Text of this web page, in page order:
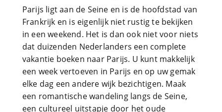
Parijs ligt aan de Seine en is de hoofdstad van
Frankrijk en is eigenlijk niet rustig te bekijken
in een weekend. Het is dan ook niet voor niets
dat duizenden Nederlanders een complete
vakantie boeken naar Parijs. U kunt makkelijk
een week vertoeven in Parijs en op uw gemak
elke dag een andere wijk bezichtigen. Maak
een romantische wandeling langs de Seine,
een cultureel uitstapje door het oude